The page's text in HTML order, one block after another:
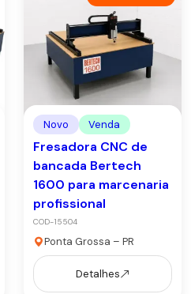
Novo Venda
Fresadora CNC de
bancada Bertech
1600 para marcenaria
profissional
COD-15504
Ponta Grossa – PR
Detalhes